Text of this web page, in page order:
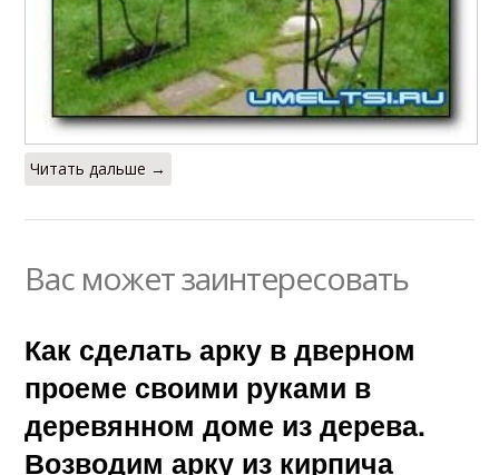
Читать дальше →
Вас может заинтересовать
Как сделать арку в дверном
проеме своими руками в
деревянном доме из дерева.
Возводим арку из кирпича